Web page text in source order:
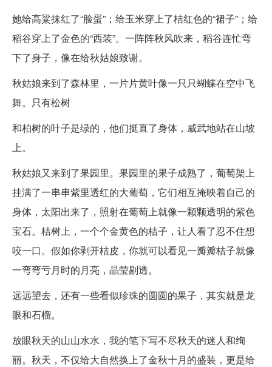
她给高粱抹红了“脸蛋”；给玉米穿上了桔红色的“裙子”；给
稻谷穿上了金色的“西装”。一阵阵秋风吹来，稻谷连忙弯
下了身子，像在给秋姑娘致谢。
秋姑娘来到了森林里，一片片黄叶像一只只蝴蝶在空中飞
舞。只有松树
和柏树的叶子是绿的，他们挺直了身体，威武地站在山坡
上。
秋姑娘又来到了果园里。果园里的果子成熟了，葡萄架上
挂满了一串串紫里透红的大葡萄，它们相互掩映着自己的
身体，太阳出来了，照射在葡萄上就像一颗颗透明的紫色
宝石。桔树上，一个个金黄色的桔子，让人看了忍不住想
咬一口。假如你剥开桔皮，你就可以看见一瓣瓣桔子就像
一弯弯亏月时的月亮，晶莹剔透。
远远望去，还有一些看似珍珠的圆圆的果子，其实就是龙
眼和石榴。
放眼秋天的山山水水，我的笔下写不尽秋天的迷人和绚
丽。秋天，不仅给大自然换上了金秋十月的盛装，更是给